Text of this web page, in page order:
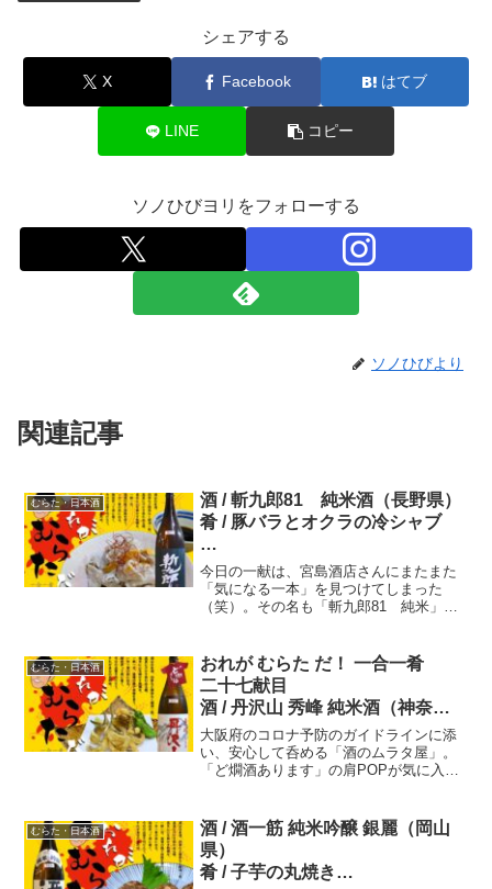
シェアする
X Facebook はてブ
LINE コピー
ソノひびヨリをフォローする
ソノひびより
関連記事
むらた・日本酒
酒 / 斬九郎81 純米酒（長野県）
肴 / 豚バラとオクラの冷シャブ
一〇八献目 おれが むらた
だ！ 一合一肴
今日の一献は、宮島酒店さんにまたまた
「気になる一本」を見つけてしまった
（笑）。その名も「斬九郎81 純米」！
ださい～！
むらた・日本酒
おれが むらた だ！ 一合一肴
二十七献目
酒 / 丹沢山 秀峰 純米酒（神奈川
県）
肴 / メゴチの唐揚げ
大阪府のコロナ予防のガイドラインに添
い、安心して呑める「酒のムラタ屋」。
「ど燗酒あります」の肩POPが気に入っ
宵の旅先です。合わす肴は「メゴチの唐
揚げ」。
むらた・日本酒
酒 / 酒一筋 純米吟醸 銀麗（岡山
県）
肴 / 子芋の丸焼き